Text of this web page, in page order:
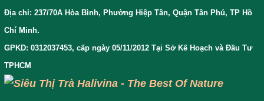
Địa chỉ: 237/70A Hòa Bình, Phường Hiệp Tân, Quận Tân Phú, TP Hồ
Chí Minh.
GPKD: 0312037453, cấp ngày 05/11/2012 Tại Sở Kế Hoạch và Đầu Tư
TPHCM